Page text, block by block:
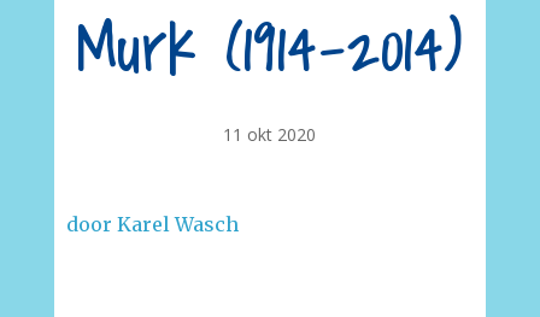
Murk (1914-2014)
11 okt 2020
door Karel Wasch